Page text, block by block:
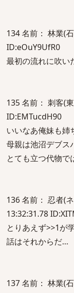
134 名前： 林業(
ID:eOuY9UfR0
最初の流れに吹い
135 名前： 刺客(
ID:EMTucdH90
いいなあ俺妹も姉
母親は池沼デブス
とても立つ代物で
136 名前： 忍者(
13:32:31.78
とりあえず>>1が
話はそれからだ…
137 名前： 林業(